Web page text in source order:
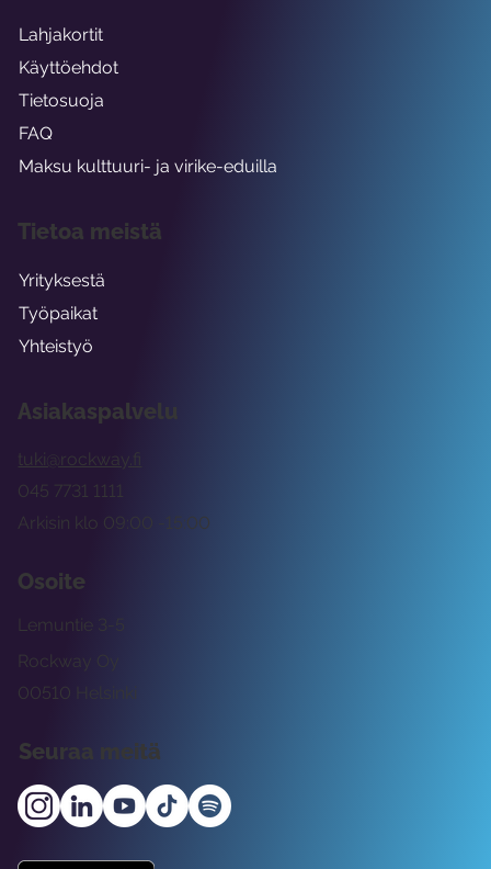
Asiakaspalvelu
tuki@rockway.fi
Arkisin klo 09:00 -15:00
045 7731 1111
Osoite
Rockway Oy
Lemuntie 3-5
00510 Helsinki
Seuraa meitä
Lahjakortit
Käyttöehdot
Tietosuoja
FAQ
Maksu kulttuuri- ja virike-eduilla
Tietoa meistä
Yrityksestä
Työpaikat
Yhteistyö